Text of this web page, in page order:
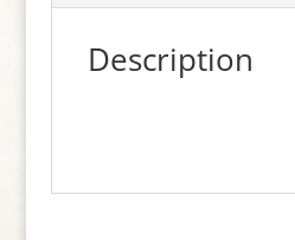
Description